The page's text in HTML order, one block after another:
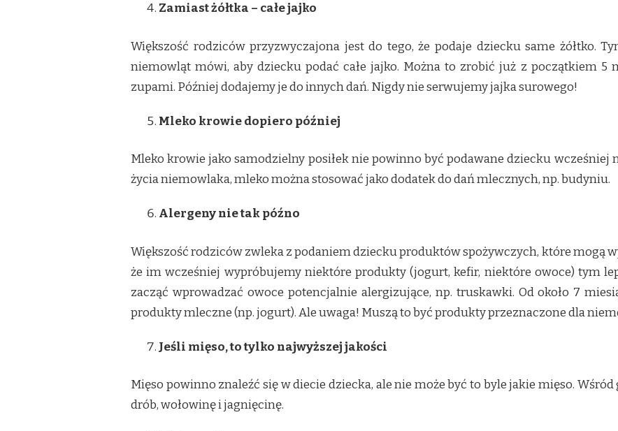
Zamiast żółtka – całe jajko
Większość rodziców przyzwyczajona jest do tego, że podaje dziecku same żółtko.
niemowląt mówi, aby dziecku podać całe jajko. Można to zrobić już z początkiem 5
zupami. Później dodajemy je do innych dań. Nigdy nie serwujemy jajka surowego!
Mleko krowie dopiero później
Mleko krowie jako samodzielny posiłek nie powinno być podawane dziecku wcześniej
życia niemowlaka, mleko można stosować jako dodatek do dań mlecznych, np. budyniu.
Alergeny nie tak późno
Większość rodziców zwleka z podaniem dziecku produktów spożywczych, które mogą
że im wcześniej wypróbujemy niektóre produkty (jogurt, kefir, niektóre owoce) tym
zacząć wprowadzać owoce potencjalnie alergizujące, np. truskawki. Od około 7
produkty mleczne (np. jogurt). Ale uwaga! Muszą to być produkty przeznaczone dla
Jeśli mięso, to tylko najwyższej jakości
Mięso powinno znaleźć się w diecie dziecka, ale nie może być to byle jakie mięso.
drób, wołowinę i jagnięcinę.